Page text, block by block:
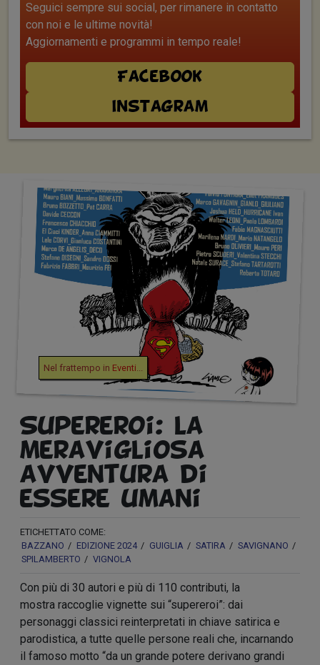
Seguici sempre sui social, per rimanere in contatto
con noi e le ultime novità!
Aggiornamenti e programmi in tempo reale!
Facebook
Instagram
Nel frattempo in Eventi...
Supereroi: la
meravigliosa
avventura di
essere umani
ETICHETTATO COME:
BAZZANO
EDIZIONE 2024 GUIGLIA SATIRA
SAVIGNANO
SPILAMBERTO
VIGNOLA
Con più di 30 autori e più di 110 contributi, la
mostra raccoglie vignette sui “supereroi”: dai
personaggi classici reinterpretati in chiave satirica e
parodistica, a tutte quelle persone reali che, incarnando
il famoso motto “da un grande potere derivano grandi